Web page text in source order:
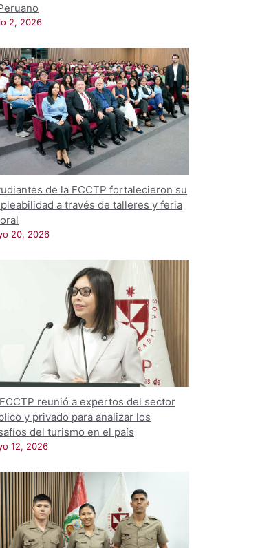
2, 2026
de la FCCTP fortalecieron su
a través de talleres y feria
20, 2026
reunió a expertos del sector
y privado para analizar los
del turismo en el país
12, 2026